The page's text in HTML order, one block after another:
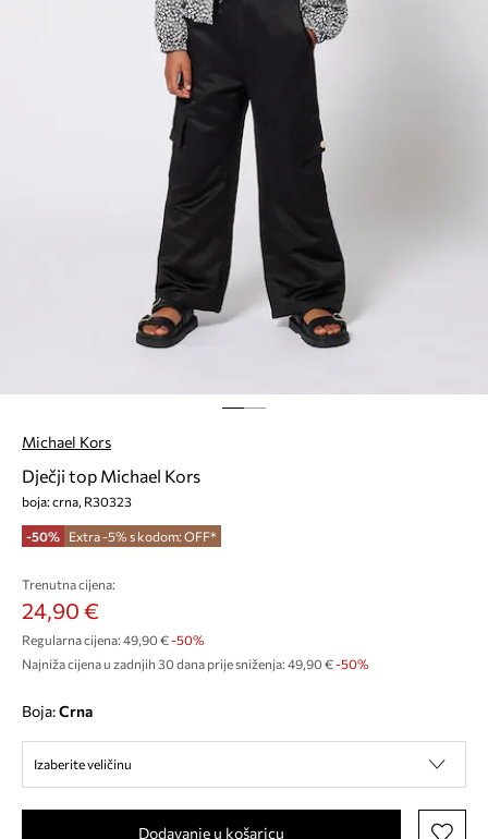
Michael Kors
Dječji top Michael Kors
boja: crna, R30323
-50% Extra -5% s kodom: OFF*
Trenutna cijena:
24,90 €
Regularna cijena: 49,90 €-50%
Najniža cijena u zadnjih 30 dana prije sniženja: 49,90 € -50%
Boja: crna
Izaberite veličinu
Dodavanje u košaricu